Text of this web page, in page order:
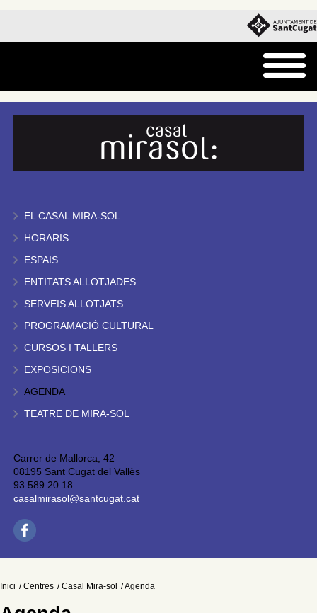
EL CASAL MIRA-SOL
HORARIS
ESPAIS
ENTITATS ALLOTJADES
SERVEIS ALLOTJATS
PROGRAMACIÓ CULTURAL
CURSOS I TALLERS
EXPOSICIONS
AGENDA
TEATRE DE MIRA-SOL
Carrer de Mallorca, 42
08195 Sant Cugat del Vallès
93 589 20 18
casalmirasol@santcugat.cat
Inici Centres Casal Mira-sol Agenda